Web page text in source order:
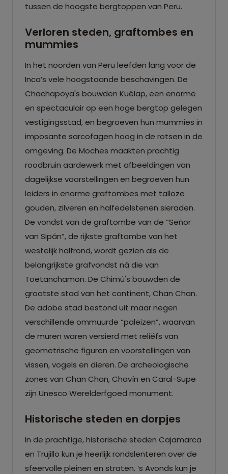
tussen de hoogste bergtoppen van Peru.
Verloren steden, graftombes en
mummies
In het noorden van Peru leefden lang voor de
Inca’s vele hoogstaande beschavingen. De
Chachapoya's bouwden Kuélap, een enorme
en spectaculair op een hoge bergtop gelegen
vestigingsstad, en begroeven hun mummies in
imposante sarcofagen hoog in de rotsen in de
omgeving. De Moches maakten prachtig
roodbruin aardewerk met afbeeldingen van
dagelijkse voorstellingen en begroeven hun
leiders in enorme graftombes met talloze
gouden, zilveren en halfedelstenen sieraden.
De vondst van de graftombe van de “Señor
van Sipán”, de rijkste graftombe van het
westelijk halfrond, wordt gezien als de
belangrijkste grafvondst ná die van
Toetanchamon. De Chimú's bouwden de
grootste stad van het continent, Chan Chan.
De adobe stad bestond uit maar negen
verschillende ommuurde “paleizen”, waarvan
de muren waren versierd met reliëfs van
geometrische figuren en voorstellingen van
vissen, vogels en dieren. De archeologische
zones van Chan Chan, Chavín en Caral-Supe
zijn Unesco Werelderfgoed monument.
Historische steden en dorpjes
In de prachtige, historische steden Cajamarca
en Trujillo kun je heerlijk rondslenteren over de
sfeervolle pleinen en straten. ‘s Avonds kun je